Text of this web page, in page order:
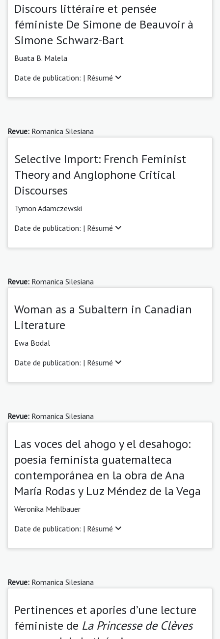
Discours littéraire et pensée
féministe De Simone de Beauvoir à
Simone Schwarz-Bart
Buata B. Malela
Date de publication: | Résumé
Revue: Romanica Silesiana
Selective Import: French Feminist
Theory and Anglophone Critical
Discourses
Tymon Adamczewski
Date de publication: | Résumé
Revue: Romanica Silesiana
Woman as a Subaltern in Canadian
Literature
Ewa Bodal
Date de publication: | Résumé
Revue: Romanica Silesiana
Las voces del ahogo y el desahogo:
poesía feminista guatemalteca
contemporánea en la obra de Ana
María Rodas y Luz Méndez de la Vega
Weronika Mehlbauer
Date de publication: | Résumé
Revue: Romanica Silesiana
Pertinences et apories d’une lecture
féministe de La Princesse de Clèves